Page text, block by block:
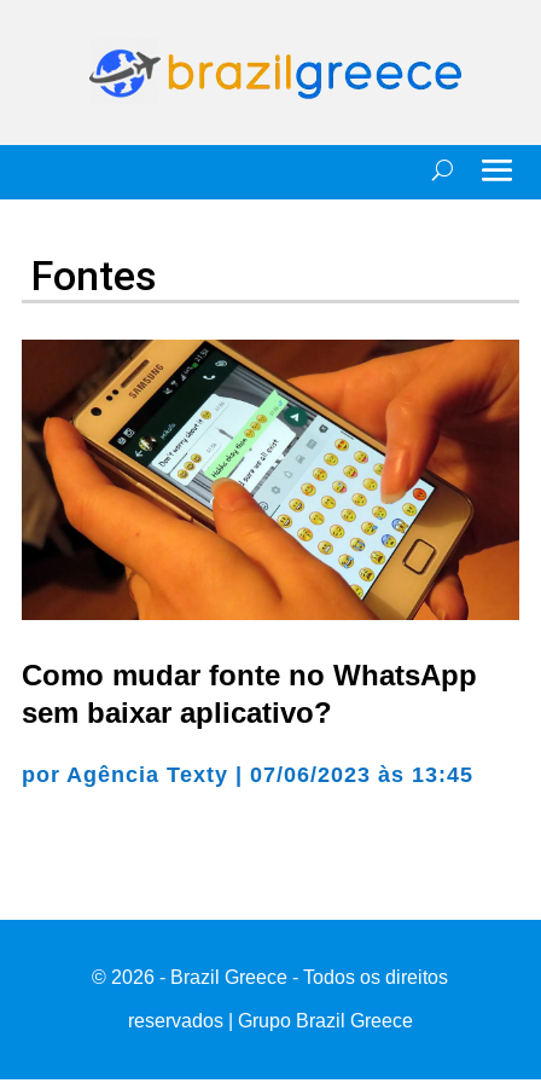
Fontes
Como mudar fonte no WhatsApp
sem baixar aplicativo?
por Agência Texty | 07/06/2023 às 13:45
© 2026 - Brazil Greece - Todos os direitos
reservados | Grupo Brazil Greece